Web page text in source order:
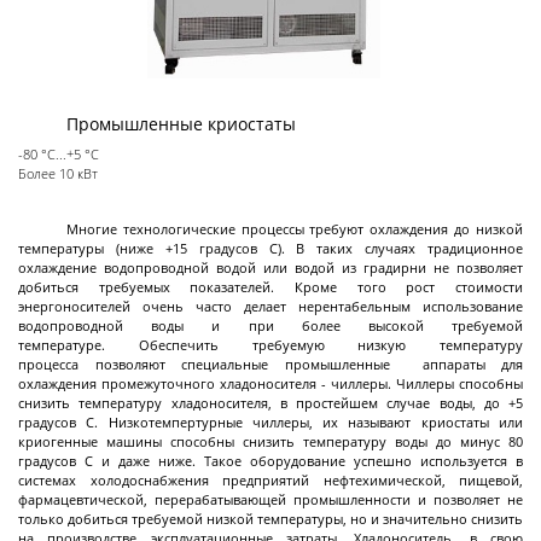
Лабораторные стеклянные реакторы с
Стеклянные реакторы с нагревательной
ванной
Системы PH - контроля (PH-метры)
Далее
Реакторы
эмалированные
Эмалированные ёмкости
Реакторы эмалированные цельносварные
Промышленные криостаты
-80 °С...+5 °С
Более 10 кВт
Многие технологические процессы требуют охлаждения до низкой
температуры (ниже +15 градусов С). В таких случаях традиционное
охлаждение водопроводной водой или водой из градирни не позволяет
добиться требуемых показателей. Кроме того рост стоимости
энергоносителей очень часто делает нерентабельным использование
водопроводной воды и при более высокой требуемой
температуре. Обеспечить требуемую низкую температуру
процесса позволяют специальные промышленные аппараты для
охлаждения промежуточного хладоносителя - чиллеры. Чиллеры способны
снизить температуру хладоносителя, в простейшем случае воды, до +5
градусов С. Низкотемпертурные чиллеры, их называют криостаты или
криогенные машины способны снизить температуру воды до минус 80
градусов С и даже ниже. Такое оборудование успешно используется в
системах холодоснабжения предприятий нефтехимической, пищевой,
фармацевтической, перерабатывающей промышленности и позволяет не
только добиться требуемой низкой температуры, но и значительно снизить